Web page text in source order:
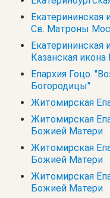
Екатерининская
Св. Матроны
Екатерининская
Казанская
Епархия Гоцо.
Богородицы"
Житомирская
Житомирская
Божией Матери
Житомирская
Божией Матери
Житомирская
Божией Матери